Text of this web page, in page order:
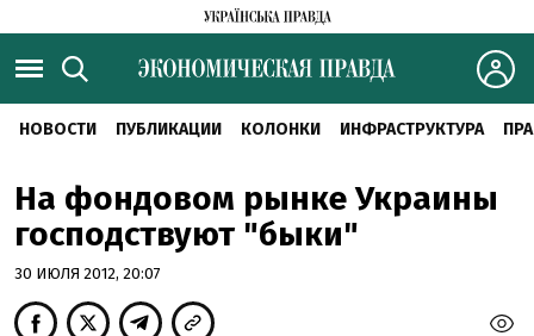
НОВОСТИ ПУБЛИКАЦИИ КОЛОНКИ ИНФРАСТРУКТУРА
На фондовом рынке Украины
господствуют "быки"
30 ИЮЛЯ 2012, 20:07